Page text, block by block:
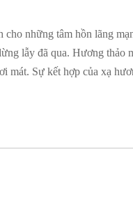
những tâm hồn lãng
lẫy đã qua. Hương thảo
mát. Sự kết hợp của xạ